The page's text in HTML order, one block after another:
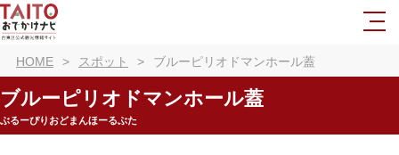
HOME スポット ブルーピリオドマンホール蓋
ブルーピリオドマンホール蓋
ぶるーぴりおどまんほーるぶた